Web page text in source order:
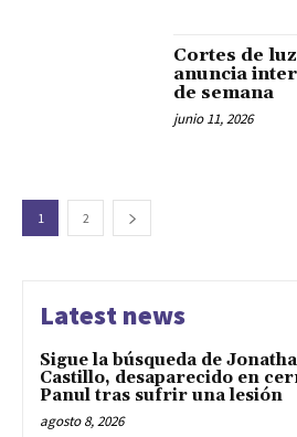
Cortes de
anuncia
de semana
junio 11, 2026
1 2
Latest news
Sigue la búsqueda de
Castillo, desaparecido en
Panul tras sufrir una lesión
agosto 8, 2026